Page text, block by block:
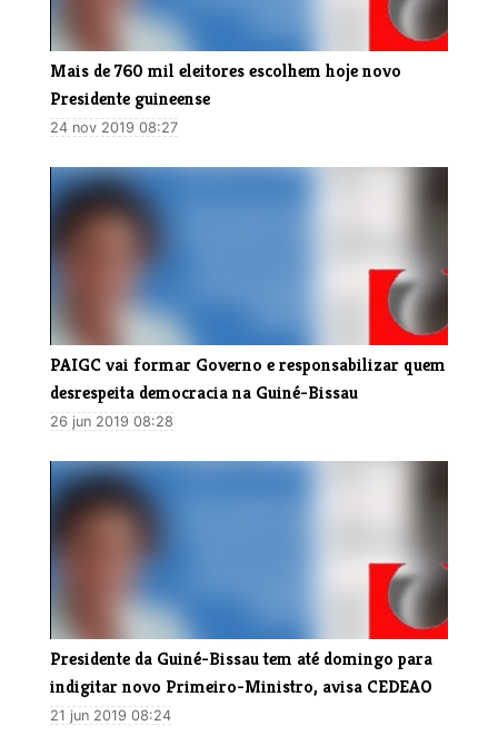
​Mais de 760 mil eleitores escolhem hoje novo
Presidente guineense
24 nov 2019 08:27
​PAIGC vai formar Governo e responsabilizar quem
desrespeita democracia na Guiné-Bissau
26 jun 2019 08:28
Presidente da Guiné-Bissau tem até domingo para
indigitar novo Primeiro-Ministro, avisa CEDEAO
21 jun 2019 08:24